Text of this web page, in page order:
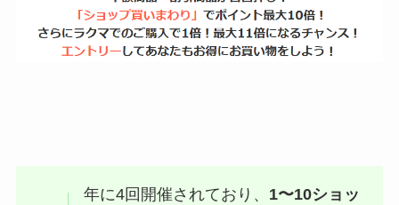
年に4回開催されており、 1〜10ショッ